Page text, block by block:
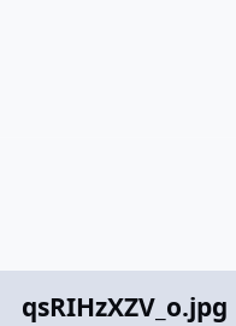
qsRIHzXZV_o.jpg